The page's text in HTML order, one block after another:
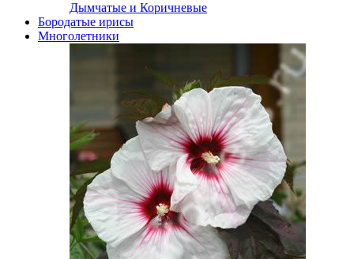
Дымчатые и Коричневые
Бородатые ирисы
Многолетники